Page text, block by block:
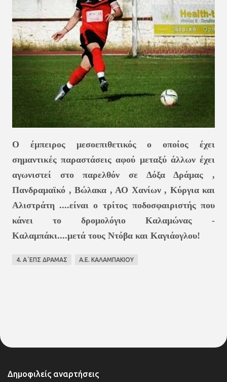
Ο έμπειρος μεσοεπιθετικός ο οποίος έχει
σημαντικές παραστάσεις αφού μεταξύ άλλων έχει
αγωνιστεί στο παρελθόν σε Δόξα Δράμας ,
Πανδραμαϊκό , Βώλακα , ΑΟ Χανίων , Κύργια και
Αλιστράτη ....είναι ο τρίτος ποδοσφαιριστής που
κάνει το δρομολόγιο Καλαμώνας -
Καλαμπάκι....μετά τους Ντόβα και Καγιάογλου!
4. Α΄ΕΠΣ ΔΡΑΜΑΣ Α.Ε. ΚΑΛΑΜΠΑΚΙΟΥ
Δημοφιλείς αναρτήσεις